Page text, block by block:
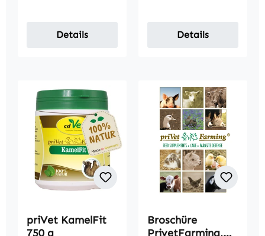
Details Details
priVet KamelFit
750 g
Broschüre
PrivetFarming,